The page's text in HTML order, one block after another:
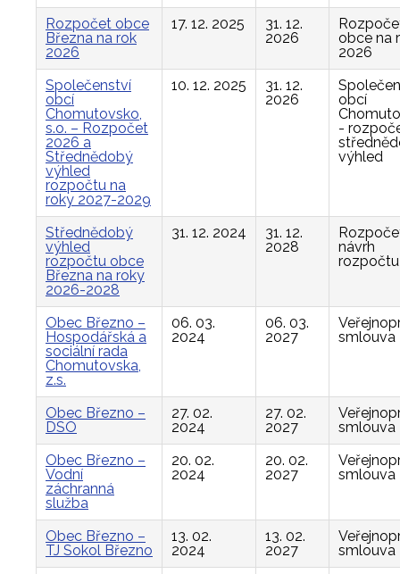
Rozpočet obce
Března na rok
2026
17. 12. 2025
31. 12.
2026
obce na
2026
Společenství
obcí
Chomutovsko,
s.o. – Rozpočet
2026 a
Střednědobý
výhled
rozpočtu na
roky 2027-2029
10. 12. 2025
31. 12.
2026
obcí
-
výhled
Střednědobý
výhled
rozpočtu obce
Března na roky
2026-2028
31. 12. 2024
31. 12.
2028
návrh
rozpočtu
Obec Březno –
Hospodářská a
sociální rada
Chomutovska,
z.s.
06. 03.
2024
06. 03.
2027
smlouva
Obec Březno –
DSO
27. 02.
2024
27. 02.
2027
smlouva
Obec Březno –
Vodní
záchranná
služba
20. 02.
2024
20. 02.
2027
smlouva
Obec Březno –
TJ Sokol Březno
13. 02.
2024
13. 02.
2027
smlouva